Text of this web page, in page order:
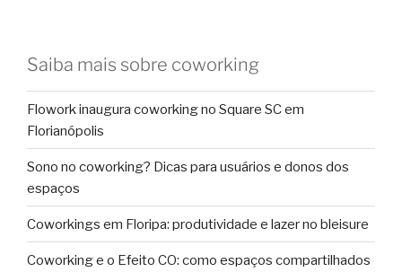
Saiba mais sobre coworking
Flowork inaugura coworking no Square SC em
Florianópolis
Sono no coworking? Dicas para usuários e donos dos
espaços
Coworkings em Floripa: produtividade e lazer no bleisure
Coworking e o Efeito CO: como espaços compartilhados